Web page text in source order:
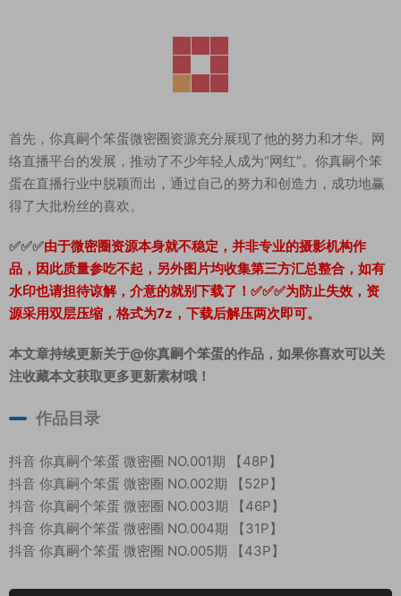
首先，你真嗣个笨蛋微密圈资源充分展现了他的努力和才华。网
络直播平台的发展，推动了不少年轻人成为“网红”。你真嗣个笨
蛋在直播行业中脱颖而出，通过自己的努力和创造力，成功地赢
得了大批粉丝的喜欢。
✅✅✅由于微密圈资源本身就不稳定，并非专业的摄影机构作
品，因此质量参吃不起，另外图片均收集第三方汇总整合，如有
水印也请担待谅解，介意的就别下载了！✅✅✅为防止失效，资
源采用双层压缩，格式为7z，下载后解压两次即可。
本文章持续更新关于@你真嗣个笨蛋的作品，如果你喜欢可以关
注收藏本文获取更多更新素材哦！
作品目录
抖音 你真嗣个笨蛋 微密圈 NO.001期 【48P】
抖音 你真嗣个笨蛋 微密圈 NO.002期 【52P】
抖音 你真嗣个笨蛋 微密圈 NO.003期 【46P】
抖音 你真嗣个笨蛋 微密圈 NO.004期 【31P】
抖音 你真嗣个笨蛋 微密圈 NO.005期 【43P】